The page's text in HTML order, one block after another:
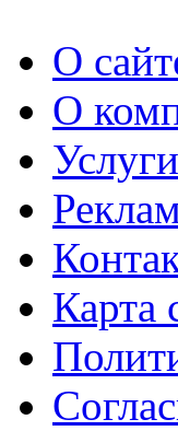
О
О
Услуги
Карта